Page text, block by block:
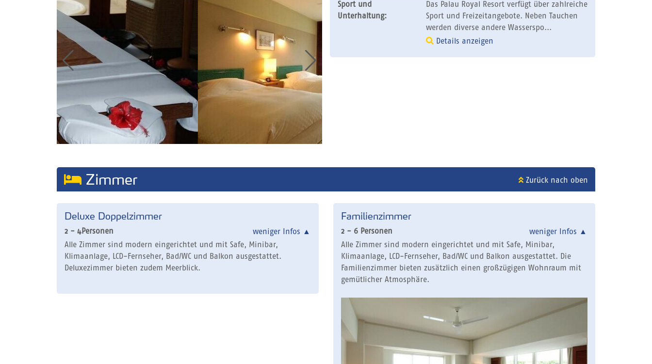
Sport und
Unterhaltung:
Das Palau Royal Resort verfügt über zahlreiche
Sport und Freizeitangebote. Neben Tauchen
werden diverse andere Wasserspo...
Details anzeigen
Zimmer Zurück nach oben
Deluxe Doppelzimmer
2 - 4Personen weniger Infos ▲
Alle Zimmer sind modern eingerichtet und mit Safe, Minibar,
Klimaanlage, LCD-Fernseher, Bad/WC und Balkon ausgestattet.
Deluxezimmer bieten zudem Meerblick.
Familienzimmer
2 - 6 Personen weniger Infos ▲
Alle Zimmer sind modern eingerichtet und mit Safe, Minibar,
Klimaanlage, LCD-Fernseher, Bad/WC und Balkon ausgestattet. Die
Familienzimmer bieten zusätzlich einen großzügigen Wohnraum mit
gemütlicher Atmosphäre.